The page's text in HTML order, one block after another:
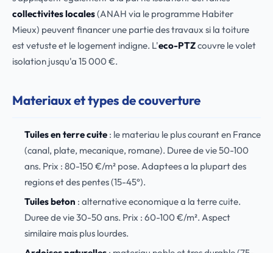
collectivites locales(ANAH via le programme Habiter
Mieux) peuvent financer une partie des travaux si la toiture
est vetuste et le logement indigne. L'eco-PTZcouvre le volet
isolation jusqu'a 15 000 €.
Materiaux et types de couverture
Tuiles en terre cuite: le materiau le plus courant en France
(canal, plate, mecanique, romane). Duree de vie 50-100
ans. Prix : 80-150 €/m² pose. Adaptees a la plupart des
regions et des pentes (15-45°).
Tuiles beton : alternative economique a la terre cuite.
Duree de vie 30-50 ans. Prix : 60-100 €/m². Aspect
similaire mais plus lourdes.